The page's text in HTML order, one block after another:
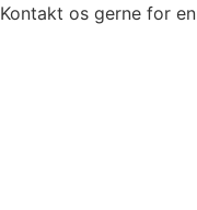
Kontakt os gerne for